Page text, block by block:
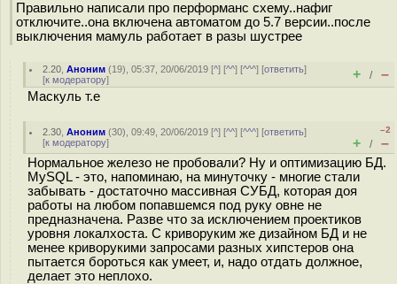
Правильно написали про перформанс схему..нафиг
отключите..она включена автоматом до 5.7 версии..после
выключения мамуль работает в разы шустрее
2.20 ,Аноним (19), 05:37, 20/06/2019 [^] [^^] [^^^] [ответить]
[к модератору] + / –
Маскуль т.е
2.30 ,Аноним (30), 09:49, 20/06/2019 [^] [^^] [^^^] [ответить]
[к модератору]
–2
+ / –
Нормальное железо не пробовали? Ну и оптимизацию БД.
MySQL - это, напоминаю, на минуточку - многие стали
забывать - достаточно массивная СУБД, которая доя
работы на любом попавшемся под руку овне не
предназначена. Разве что за исключением проектиков
уровня локалхоста. С криворуким же дизайном БД и не
менее криворукими запросами разных хипстеров она
пытается бороться как умеет, и, надо отдать должное,
делает это неплохо.